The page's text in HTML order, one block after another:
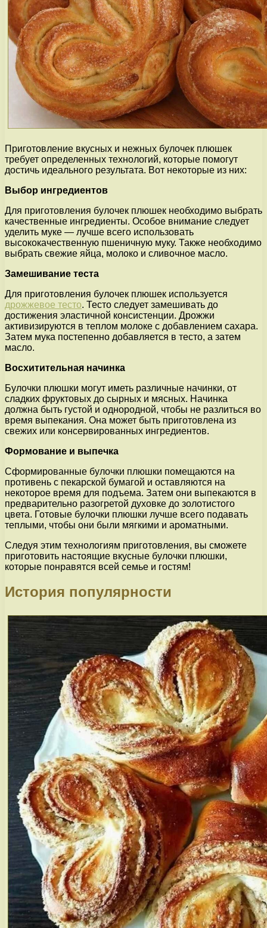
Приготовление вкусных и нежных булочек плюшек
требует определенных технологий, которые помогут
достичь идеального результата. Вот некоторые из них:
Выбор ингредиентов
Для приготовления булочек плюшек необходимо выбрать
качественные ингредиенты. Особое внимание следует
уделить муке — лучше всего использовать
высококачественную пшеничную муку. Также необходимо
выбрать свежие яйца, молоко и сливочное масло.
Замешивание теста
Для приготовления булочек плюшек используется
дрожжевое тесто. Тесто следует замешивать до
достижения эластичной консистенции. Дрожжи
активизируются в теплом молоке с добавлением сахара.
Затем мука постепенно добавляется в тесто, а затем
масло.
Восхитительная начинка
Булочки плюшки могут иметь различные начинки, от
сладких фруктовых до сырных и мясных. Начинка
должна быть густой и однородной, чтобы не разлиться во
время выпекания. Она может быть приготовлена из
свежих или консервированных ингредиентов.
Формование и выпечка
Сформированные булочки плюшки помещаются на
противень с пекарской бумагой и оставляются на
некоторое время для подъема. Затем они выпекаются в
предварительно разогретой духовке до золотистого
цвета. Готовые булочки плюшки лучше всего подавать
теплыми, чтобы они были мягкими и ароматными.
Следуя этим технологиям приготовления, вы сможете
приготовить настоящие вкусные булочки плюшки,
которые понравятся всей семье и гостям!
История популярности